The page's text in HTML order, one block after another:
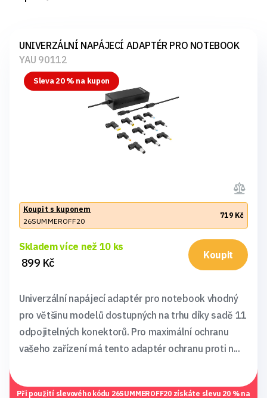
UNIVERZÁLNÍ NAPÁJECÍ ADAPTÉR PRO NOTEBOOK
YAU 90112
Sleva 20 % na kupon
Koupit s kuponem
26SUMMEROFF20
719 Kč
Skladem více než 10 ks
899 Kč
Koupit
Univerzální napájecí adaptér pro notebook vhodný
pro většinu modelů dostupných na trhu díky sadě 11
odpojitelných konektorů. Pro maximální ochranu
vašeho zařízení má tento adaptér ochranu proti n...
Při použití slevového kódu 26SUMMEROFF20 získáte slevu 20 % na